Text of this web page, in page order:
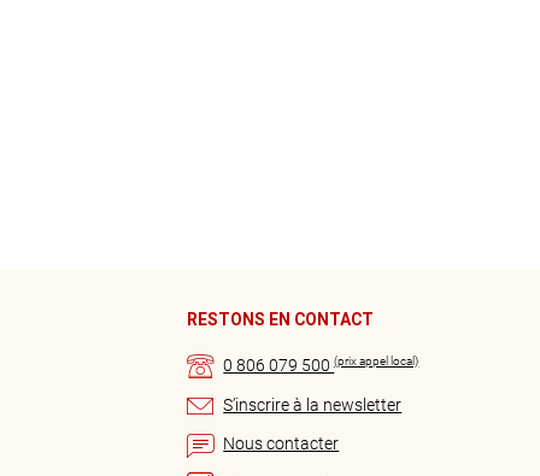
RESTONS EN CONTACT
0 806 079 500(prix appel local)
S’inscrire à la newsletter
Nous contacter